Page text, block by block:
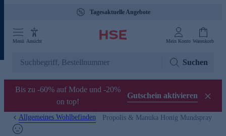
Tagesaktuelle Angebote
Menü Ansicht Mein Konto Warenkorb
Suchen
Bis zu -60% auf Mode und -20%
on top!
Gutschein aktivieren
Allgemeines Wohlbefinden Propolis & Manuka Honig Mundspray